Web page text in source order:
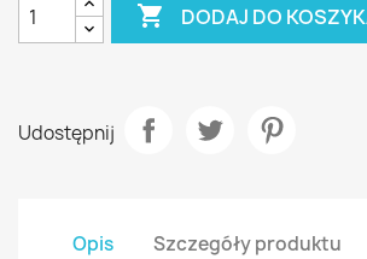
 DODAJ DO
Udostępnij
Opis Szczegóły produktu